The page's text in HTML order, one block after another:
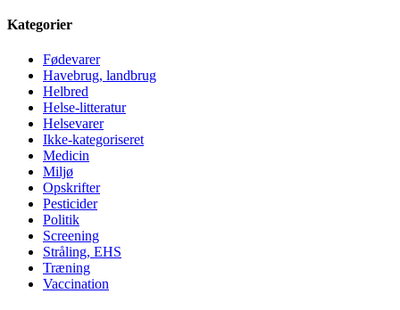
Kategorier
Fødevarer
Havebrug, landbrug
Helbred
Helse-litteratur
Helsevarer
Ikke-kategoriseret
Medicin
Miljø
Opskrifter
Pesticider
Politik
Screening
Stråling, EHS
Træning
Vaccination